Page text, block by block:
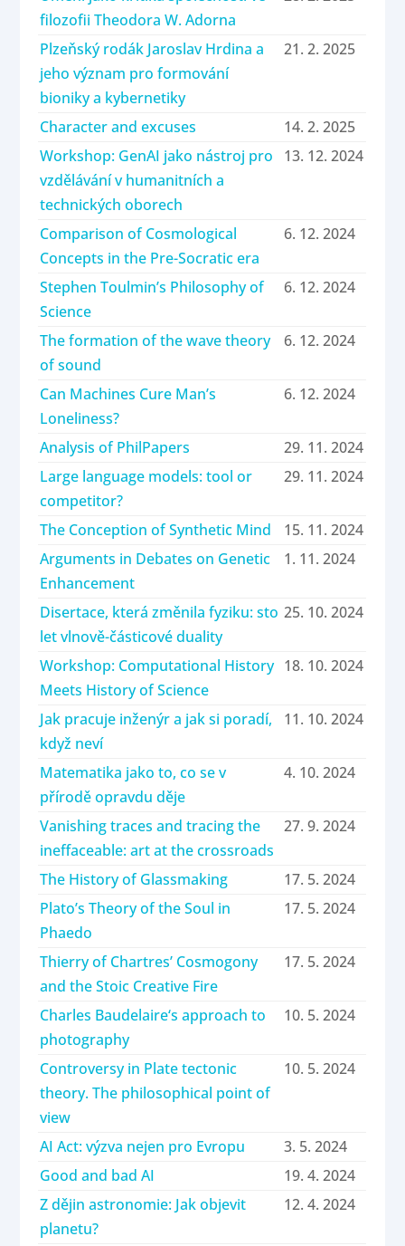
filozofii Theodora W. Adorna
Plzeňský rodák Jaroslav Hrdina a
jeho význam pro formování
bioniky a kybernetiky
21. 2. 2025
Character and excuses
14. 2. 2025
Workshop: GenAI jako nástroj pro
vzdělávání v humanitních a
technických oborech
13. 12. 2024
Comparison of Cosmological
Concepts in the Pre-Socratic era
6. 12. 2024
Stephen Toulmin’s Philosophy of
Science
6. 12. 2024
The formation of the wave theory
of sound
6. 12. 2024
Can Machines Cure Man’s
Loneliness?
6. 12. 2024
Analysis of PhilPapers
29. 11. 2024
Large language models: tool or
competitor?
29. 11. 2024
The Conception of Synthetic Mind
15. 11. 2024
Arguments in Debates on Genetic
Enhancement
1. 11. 2024
Disertace, která změnila fyziku: sto
let vlnově-částicové duality
25. 10. 2024
Workshop: Computational History
Meets History of Science
18. 10. 2024
Jak pracuje inženýr a jak si poradí,
když neví
11. 10. 2024
Matematika jako to, co se v
přírodě opravdu děje
4. 10. 2024
Vanishing traces and tracing the
ineffaceable: art at the crossroads
27. 9. 2024
The History of Glassmaking
17. 5. 2024
Plato’s Theory of the Soul in
Phaedo
17. 5. 2024
Thierry of Chartres’ Cosmogony
and the Stoic Creative Fire
17. 5. 2024
Charles Baudelaire‘s approach to
photography
10. 5. 2024
Controversy in Plate tectonic
theory. The philosophical point of
view
10. 5. 2024
AI Act: výzva nejen pro Evropu
3. 5. 2024
Good and bad AI
19. 4. 2024
Z dějin astronomie: Jak objevit
planetu?
12. 4. 2024